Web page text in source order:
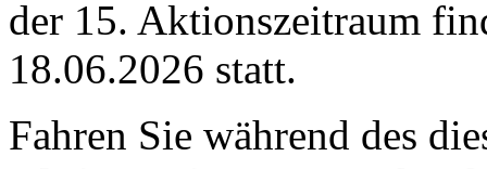
der 15. Aktionszeitraum
18.06.2026 statt.
Fahren Sie während des